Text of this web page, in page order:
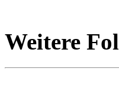
Weitere